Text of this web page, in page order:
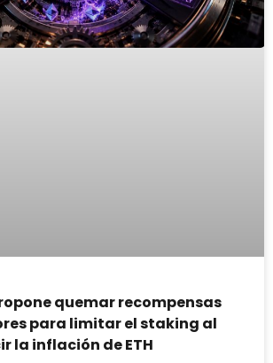
quemar recompensas
para limitar el staking al
la inflación de ETH